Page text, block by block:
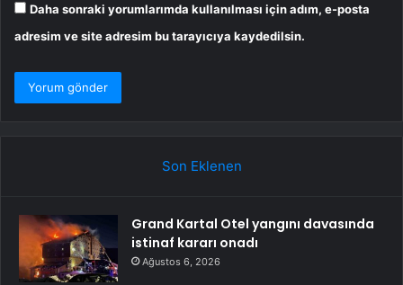
Daha sonraki yorumlarımda kullanılması için adım, e-posta
adresim ve site adresim bu tarayıcıya kaydedilsin.
Son Eklenen
Grand Kartal Otel yangını davasında
istinaf kararı onadı
Ağustos 6, 2026